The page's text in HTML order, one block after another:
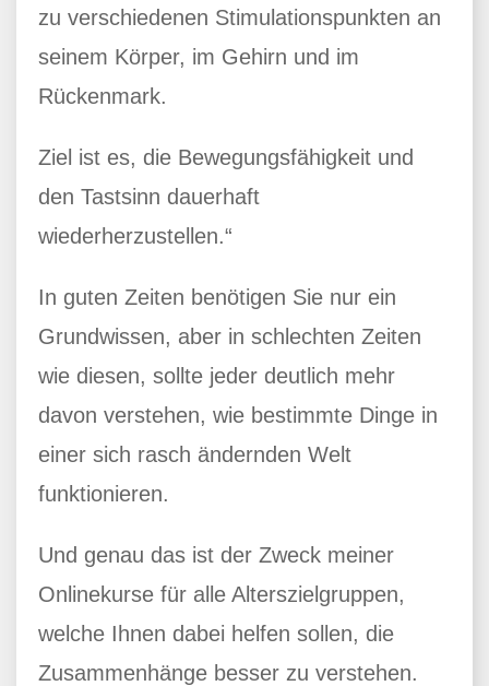
zu verschiedenen Stimulationspunkten an
seinem Körper, im Gehirn und im
Rückenmark.
Ziel ist es, die Bewegungsfähigkeit und
den Tastsinn dauerhaft
wiederherzustellen.“
In guten Zeiten benötigen Sie nur ein
Grundwissen, aber in schlechten Zeiten
wie diesen, sollte jeder deutlich mehr
davon verstehen, wie bestimmte Dinge in
einer sich rasch ändernden Welt
funktionieren.
Und genau das ist der Zweck meiner
Onlinekurse für alle Alterszielgruppen,
welche Ihnen dabei helfen sollen, die
Zusammenhänge besser zu verstehen.